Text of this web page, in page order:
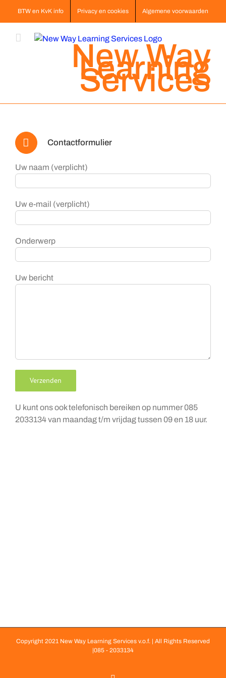
BTW en KvK info Privacy en cookies Algemene voorwaarden
New Way
Learning
Services
Contactformulier
Uw naam (verplicht)
Uw e-mail (verplicht)
Onderwerp
Uw bericht
U kunt ons ook telefonisch bereiken op nummer 085
2033134 van maandag t/m vrijdag tussen 09 en 18 uur.
Copyright 2021 New Way Learning Services v.o.f. | All Rights Reserved
|085 - 2033134